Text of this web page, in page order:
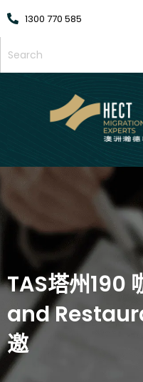
1300 770 585
TAS塔州190
and
邀